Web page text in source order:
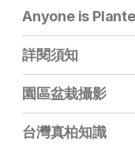
Anyone is
詳閱須知
園區盆栽攝影
台灣真柏知識